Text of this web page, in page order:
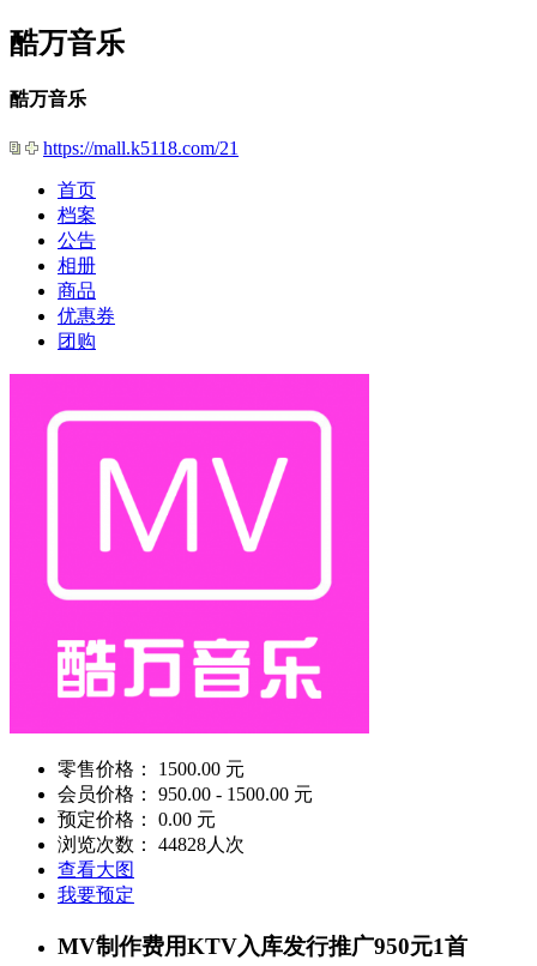
酷万音乐
酷万音乐
https://mall.k5118.com/21
首页
档案
公告
相册
商品
优惠券
团购
零售价格： 1500.00 元
会员价格： 950.00 - 1500.00 元
预定价格： 0.00 元
浏览次数： 44828人次
查看大图
我要预定
MV制作费用KTV入库发行推广950元1首